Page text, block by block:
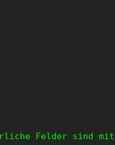
Felder sind mit